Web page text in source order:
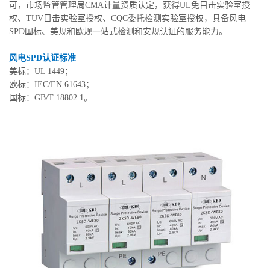
可，市场监管管理局CMA计量资质认定，获得UL免目击实验室授
权、TUV目击实验室授权、CQC委托检测实验室授权，具备风电
SPD国标、美规和欧规一站式检测和安规认证的服务能力。
风电SPD认证标准
美标：UL 1449；
欧标：IEC/EN 61643；
国标：GB/T 18802.1。